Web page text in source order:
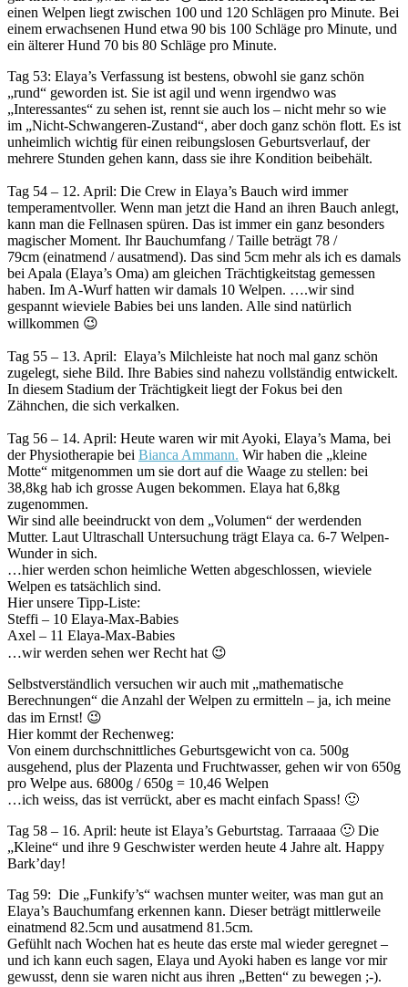
einen Welpen liegt zwischen 100 und 120 Schlägen pro Minute. Bei
einem erwachsenen Hund etwa 90 bis 100 Schläge pro Minute, und
ein älterer Hund 70 bis 80 Schläge pro Minute.
Tag 53: Elaya’s Verfassung ist bestens, obwohl sie ganz schön
„rund“ geworden ist. Sie ist agil und wenn irgendwo was
„Interessantes“ zu sehen ist, rennt sie auch los – nicht mehr so wie
im „Nicht-Schwangeren-Zustand“, aber doch ganz schön flott. Es ist
unheimlich wichtig für einen reibungslosen Geburtsverlauf, der
mehrere Stunden gehen kann, dass sie ihre Kondition beibehält.
Tag 54 – 12. April: Die Crew in Elaya’s Bauch wird immer
temperamentvoller. Wenn man jetzt die Hand an ihren Bauch anlegt,
kann man die Fellnasen spüren. Das ist immer ein ganz besonders
magischer Moment. Ihr Bauchumfang / Taille beträgt 78 /
79cm (einatmend / ausatmend). Das sind 5cm mehr als ich es damals
bei Apala (Elaya’s Oma) am gleichen Trächtigkeitstag gemessen
haben. Im A-Wurf hatten wir damals 10 Welpen. ….wir sind
gespannt wieviele Babies bei uns landen. Alle sind natürlich
willkommen 😉
Tag 55 – 13. April: Elaya’s Milchleiste hat noch mal ganz schön
zugelegt, siehe Bild. Ihre Babies sind nahezu vollständig entwickelt.
In diesem Stadium der Trächtigkeit liegt der Fokus bei den
Zähnchen, die sich verkalken.
Tag 56 – 14. April: Heute waren wir mit Ayoki, Elaya’s Mama, bei
der Physiotherapie bei Bianca Ammann. Wir haben die „kleine
Motte“ mitgenommen um sie dort auf die Waage zu stellen: bei
38,8kg hab ich grosse Augen bekommen. Elaya hat 6,8kg
zugenommen.
Wir sind alle beeindruckt von dem „Volumen“ der werdenden
Mutter. Laut Ultraschall Untersuchung trägt Elaya ca. 6-7 Welpen-
Wunder in sich.
…hier werden schon heimliche Wetten abgeschlossen, wieviele
Welpen es tatsächlich sind.
Hier unsere Tipp-Liste:
Steffi – 10 Elaya-Max-Babies
Axel – 11 Elaya-Max-Babies
…wir werden sehen wer Recht hat 😉
Selbstverständlich versuchen wir auch mit „mathematische
Berechnungen“ die Anzahl der Welpen zu ermitteln – ja, ich meine
das im Ernst! 😉
Hier kommt der Rechenweg:
Von einem durchschnittliches Geburtsgewicht von ca. 500g
ausgehend, plus der Plazenta und Fruchtwasser, gehen wir von 650g
pro Welpe aus. 6800g / 650g = 10,46 Welpen
…ich weiss, das ist verrückt, aber es macht einfach Spass! 🙂
Tag 58 – 16. April: heute ist Elaya’s Geburtstag. Tarraaaa 🙂 Die
„Kleine“ und ihre 9 Geschwister werden heute 4 Jahre alt. Happy
Bark’day!
Tag 59: Die „Funkify’s“ wachsen munter weiter, was man gut an
Elaya’s Bauchumfang erkennen kann. Dieser beträgt mittlerweile
einatmend 82.5cm und ausatmend 81.5cm.
Gefühlt nach Wochen hat es heute das erste mal wieder geregnet –
und ich kann euch sagen, Elaya und Ayoki haben es lange vor mir
gewusst, denn sie waren nicht aus ihren „Betten“ zu bewegen ;-).